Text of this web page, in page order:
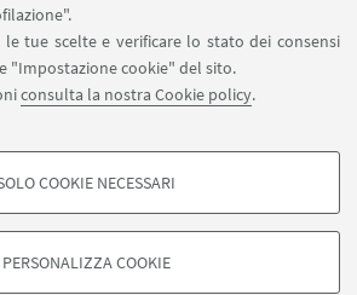
tue scelte e verificare lo stato dei consensi
"Impostazione cookie" del sito.
consulta la nostra Cookie policy.
- FACOLTATIVI
base al loro comportamento sul sito, per analisi
COOKIE NECESSARI
PERSONALIZZA COOKIE
dell'Ufficio Servizi per gli